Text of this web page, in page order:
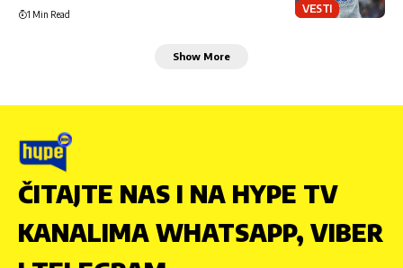
VESTI
1 Min Read
Show More
ČITAJTE NAS I NA HYPE TV
KANALIMA WHATSAPP, VIBER